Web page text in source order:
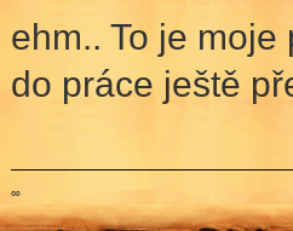
ehm.. To je
do práce ještě
∞